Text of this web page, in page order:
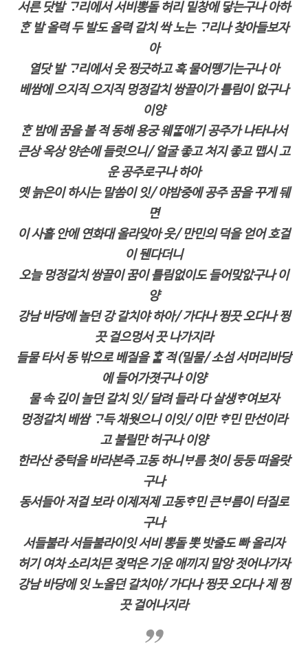
서른 닷발 ᄀᆞ리에서 서비뽕돌 허리 밑창에 닿는구나 아하
ᄒᆞᆫ 발 올력 두 발도 올력 갈치 싹 노는 ᄀᆞ리나 찾아들보자
아
열닷 발 ᄀᆞ리에서 읏 찡긋하고 혹 물어뗑기는구나 아
베쌈에 으지직 으지직 멍정갈치 쌍끌이가 틀림이 없구나
이양
ᄒᆞᆫ 밤에 꿈을 볼 적 동해 용궁 웨ᄄᆞᆯ애기 공주가 나타나서
큰상 옥상 양손에 들럿으니/ 얼굴 좋고 처지 좋고 맵시 고
운 공주로구나 하아
옛 늙은이 하시는 말씀이 잇/ 야밤중에 공주 꿈을 꾸게 뒈
면
이 사흘 안에 연화대 올라앚아 읏/ 만민의 덕을 얻어 호걸
이 뒌다더니
오늘 멍정갈치 쌍끌이 꿈이 틀림없이도 들어맞아ᇝ구나 이
양
강남 바당에 놀던 강 갈치야 하아/ 가다나 찡끗 오다나 찡
끗 걸으멍서 끗 나가지라
들물 타서 동 밖으로 베질을 ᄒᆞᆯ 적(밀물/ 소섬 서머리바당
에 들어가졋구나 이양
물 속 깊이 놀던 갈치 잇/ 달려 들라 다 살생ᄒᆞ여보자
멍정갈치 베쌈 ᄀᆞ득 채웟으니 이잇/ 이만 ᄒᆞ민 만선이라
고 불릴만 허구나 이양
한라산 중턱을 바라본즉 고동 하니ᄇᆞ름 첫이 둥둥 떠올랏
구나
동서들아 저걸 보라 이제저제 고동ᄒᆞ민 큰ᄇᆞ름이 터질로
구나
서들불라 서들불라이잇 서비 뽕돌 뽓 밧줄도 빠 올리자
허기 여차 소리치믄 젖먹은 기운 애끼지 말앙 젓어나가자
강남 바당에 잇 노올던 갈치야/ 가다나 찡끗 오다나 제 찡
끗 걸어나지라